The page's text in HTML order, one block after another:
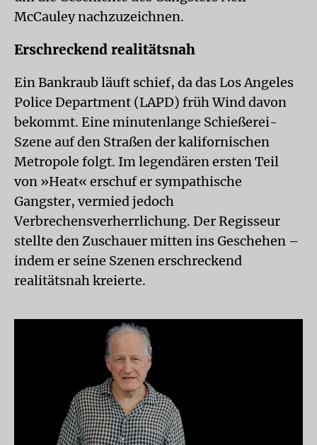
McCauley nachzuzeichnen.
Erschreckend realitätsnah
Ein Bankraub läuft schief, da das Los Angeles
Police Department (LAPD) früh Wind davon
bekommt. Eine minutenlange Schießerei-
Szene auf den Straßen der kalifornischen
Metropole folgt. Im legendären ersten Teil
von »Heat« erschuf er sympathische
Gangster, vermied jedoch
Verbrechensverherrlichung. Der Regisseur
stellte den Zuschauer mitten ins Geschehen –
indem er seine Szenen erschreckend
realitätsnah kreierte.